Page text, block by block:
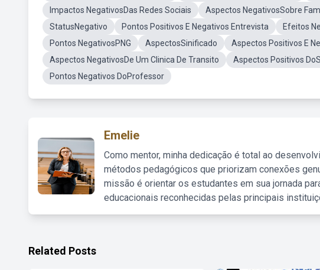
Impactos NegativosDas Redes Sociais
Aspectos NegativosSobre
StatusNegativo
Pontos Positivos E Negativos Entrevista Efeitos
Pontos NegativosPNG
AspectosSinificado Aspectos Positivos E
Aspectos NegativosDe Um Clinica De Transito
Aspectos Positivos
Pontos Negativos DoProfessor
Emelie
Como mentor, minha dedicação é total ao
métodos pedagógicos que priorizam conexões
missão é orientar os estudantes em sua jornada
educacionais reconhecidas pelas principais
Related Posts